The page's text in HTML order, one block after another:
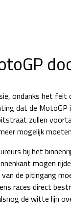
ondanks het feit
dat de MotoGP
zullen
mogelijk
bij het
mogen
de pitingang
races direct
de witte lijn